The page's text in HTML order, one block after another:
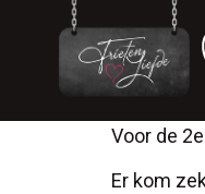
Voor de
Er kom